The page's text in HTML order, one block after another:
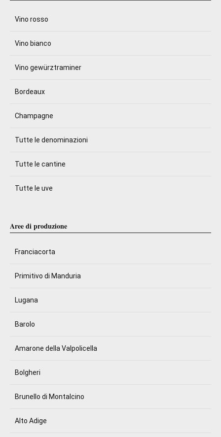
Vino rosso
Vino bianco
Vino gewürztraminer
Bordeaux
Champagne
Tutte le denominazioni
Tutte le cantine
Tutte le uve
Aree di produzione
Franciacorta
Primitivo di Manduria
Lugana
Barolo
Amarone della Valpolicella
Bolgheri
Brunello di Montalcino
Alto Adige